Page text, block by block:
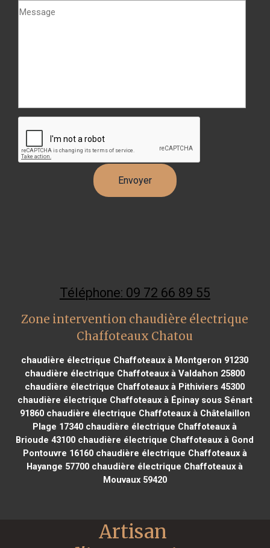
Téléphone: 09 72 66 89 55
Zone intervention chaudière électrique
Chaffoteaux Chatou
chaudière électrique Chaffoteaux à Montgeron 91230
chaudière électrique Chaffoteaux à Valdahon 25800
chaudière électrique Chaffoteaux à Pithiviers 45300
chaudière électrique Chaffoteaux à Épinay sous Sénart
91860chaudière électrique Chaffoteaux à Châtelaillon
Plage 17340 chaudière électrique Chaffoteaux à
Brioude 43100 chaudière électrique Chaffoteaux à Gond
Pontouvre 16160chaudière électrique Chaffoteaux à
Hayange 57700 chaudière électrique Chaffoteaux à
Mouvaux 59420
Artisan